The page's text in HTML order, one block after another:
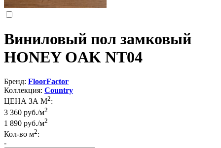
Виниловый пол замковый
HONEY OAK NT04
Бренд: FloorFactor
Коллекция: Country
ЦЕНА ЗА М2:
3 360 руб./м2
1 890 руб./м2
Кол-во м2:
-